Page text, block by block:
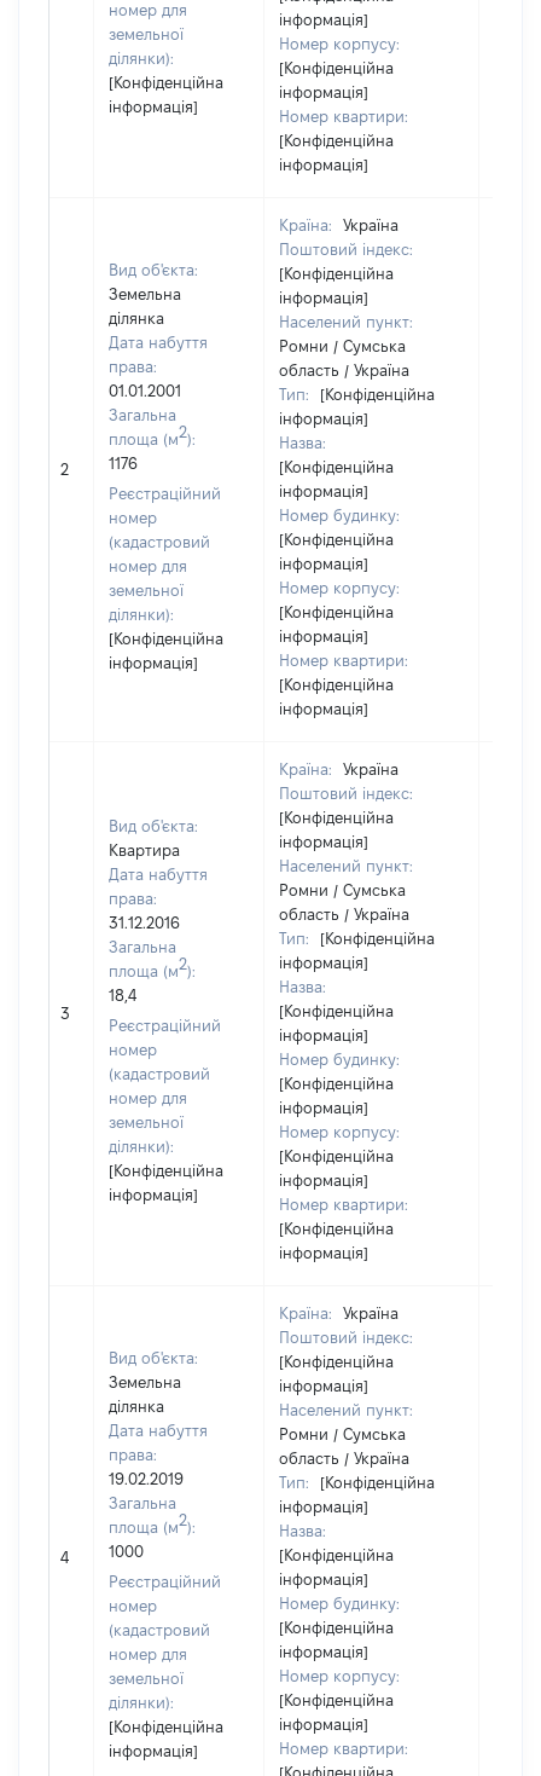
номер для
земельної
ділянки):
[Конфіденційна
інформація]
інформація]
Номер корпусу:
[Конфіденційна
інформація]
Номер квартири:
[Конфіденційна
інформація]
2
Вид об'єкта:
Земельна
ділянка
Дата набуття
права:
01.01.2001
Загальна
площа (м2):
1176
Реєстраційний
номер
(кадастровий
номер для
земельної
ділянки):
[Конфіденційна
інформація]
Країна:
Україна
Поштовий індекс:
[Конфіденційна
інформація]
Населений пункт:
Ромни / Сумська
область / Україна
Тип:
[Конфіденційна
інформація]
Назва:
[Конфіденційна
інформація]
Номер будинку:
[Конфіденційна
інформація]
Номер корпусу:
[Конфіденційна
інформація]
Номер квартири:
[Конфіденційна
інформація]
3
Вид об'єкта:
Квартира
Дата набуття
права:
31.12.2016
Загальна
площа (м2):
18,4
Реєстраційний
номер
(кадастровий
номер для
земельної
ділянки):
[Конфіденційна
інформація]
Країна:
Україна
Поштовий індекс:
[Конфіденційна
інформація]
Населений пункт:
Ромни / Сумська
область / Україна
Тип:
[Конфіденційна
інформація]
Назва:
[Конфіденційна
інформація]
Номер будинку:
[Конфіденційна
інформація]
Номер корпусу:
[Конфіденційна
інформація]
Номер квартири:
[Конфіденційна
інформація]
4
Вид об'єкта:
Земельна
ділянка
Дата набуття
права:
19.02.2019
Загальна
площа (м2):
1000
Реєстраційний
номер
(кадастровий
номер для
земельної
ділянки):
[Конфіденційна
інформація]
Країна:
Україна
Поштовий індекс:
[Конфіденційна
інформація]
Населений пункт:
Ромни / Сумська
область / Україна
Тип:
[Конфіденційна
інформація]
Назва:
[Конфіденційна
інформація]
Номер будинку:
[Конфіденційна
інформація]
Номер корпусу:
[Конфіденційна
інформація]
Номер квартири:
[Конфіденційна